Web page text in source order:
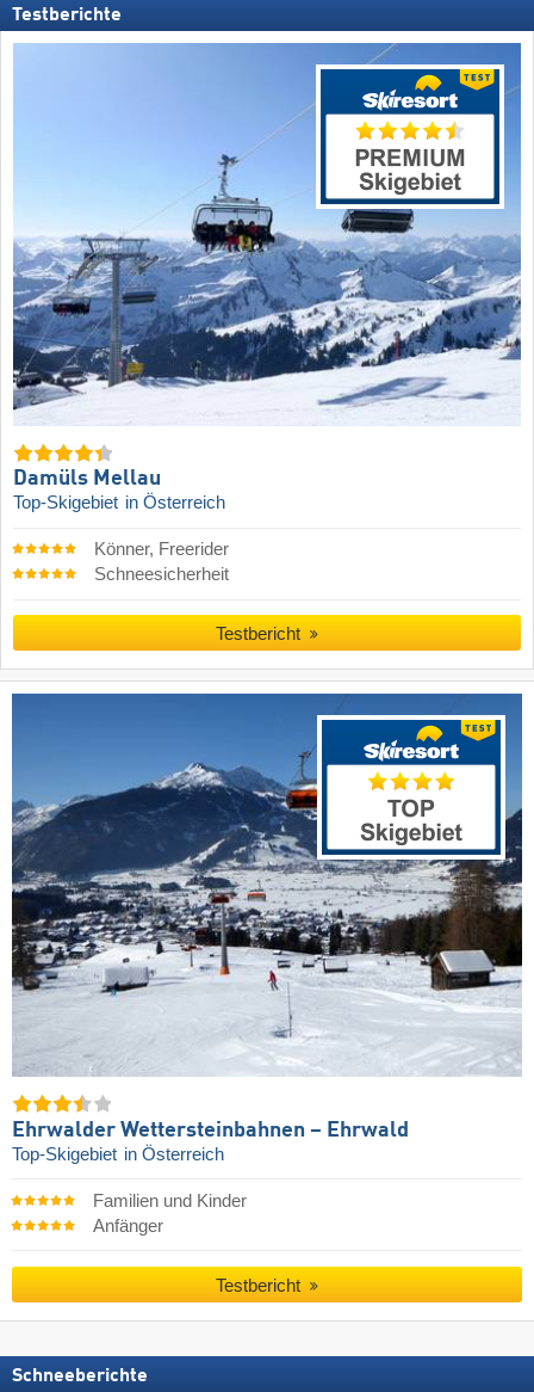
Testberichte
Damüls Mellau
Top-Skigebiet in Österreich
Könner, Freerider
Schneesicherheit
Testbericht
Ehrwalder Wettersteinbahnen – Ehrwald
Top-Skigebiet in Österreich
Familien und Kinder
Anfänger
Testbericht
Schneeberichte